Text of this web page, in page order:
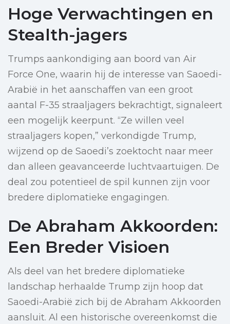
Hoge Verwachtingen en
Stealth-jagers
Trumps aankondiging aan boord van Air
Force One, waarin hij de interesse van Saoedi-
Arabië in het aanschaffen van een groot
aantal F-35 straaljagers bekrachtigt, signaleert
een mogelijk keerpunt. “Ze willen veel
straaljagers kopen,” verkondigde Trump,
wijzend op de Saoedi’s zoektocht naar meer
dan alleen geavanceerde luchtvaartuigen. De
deal zou potentieel de spil kunnen zijn voor
bredere diplomatieke engagingen.
De Abraham Akkoorden:
Een Breder Visioen
Als deel van het bredere diplomatieke
landschap herhaalde Trump zijn hoop dat
Saoedi-Arabië zich bij de Abraham Akkoorden
aansluit. Al een historische overeenkomst die